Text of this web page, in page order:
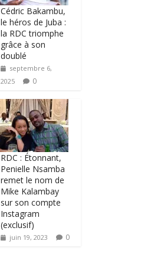
Cédric Bakambu,
le héros de Juba :
la RDC triomphe
grâce à son
doublé
septembre 6,
2025
0
RDC : Étonnant,
Penielle Nsamba
remet le nom de
Mike Kalambay
sur son compte
Instagram
(exclusif)
juin 19, 2023 0